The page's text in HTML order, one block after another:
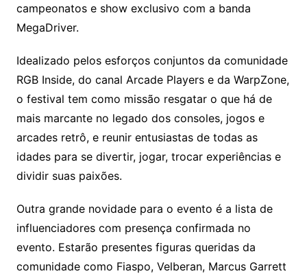
campeonatos e show exclusivo com a banda
MegaDriver.
Idealizado pelos esforços conjuntos da comunidade
RGB Inside, do canal Arcade Players e da WarpZone,
o festival tem como missão resgatar o que há de
mais marcante no legado dos consoles, jogos e
arcades retrô, e reunir entusiastas de todas as
idades para se divertir, jogar, trocar experiências e
dividir suas paixões.
Outra grande novidade para o evento é a lista de
influenciadores com presença confirmada no
evento. Estarão presentes figuras queridas da
comunidade como Fiaspo, Velberan, Marcus Garrett